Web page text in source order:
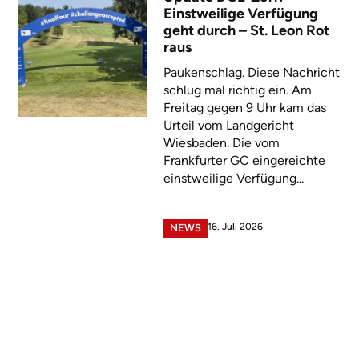
Einstweilige Verfügung
geht durch – St. Leon Rot
raus
Paukenschlag. Diese Nachricht
schlug mal richtig ein. Am
Freitag gegen 9 Uhr kam das
Urteil vom Landgericht
Wiesbaden. Die vom
Frankfurter GC eingereichte
einstweilige Verfügung...
NEWS 16. Juli 2026